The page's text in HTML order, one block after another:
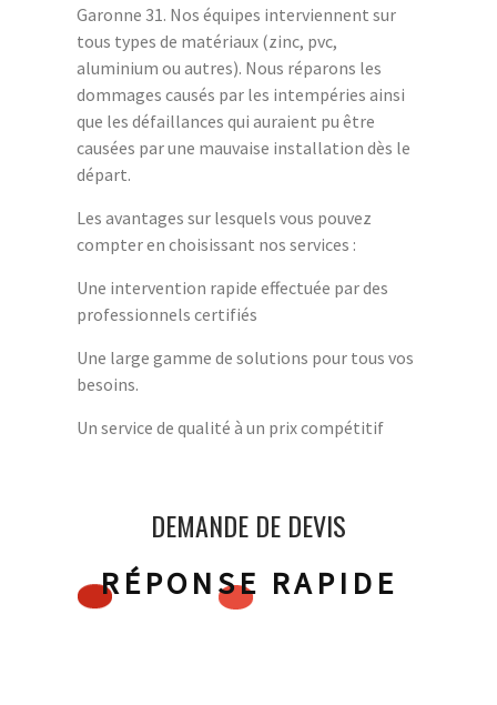
Garonne 31. Nos équipes interviennent sur
tous types de matériaux (zinc, pvc,
aluminium ou autres). Nous réparons les
dommages causés par les intempéries ainsi
que les défaillances qui auraient pu être
causées par une mauvaise installation dès le
départ.
Les avantages sur lesquels vous pouvez
compter en choisissant nos services :
Une intervention rapide effectuée par des
professionnels certifiés
Une large gamme de solutions pour tous vos
besoins.
Un service de qualité à un prix compétitif
DEMANDE DE DEVIS
RÉPONSE RAPIDE